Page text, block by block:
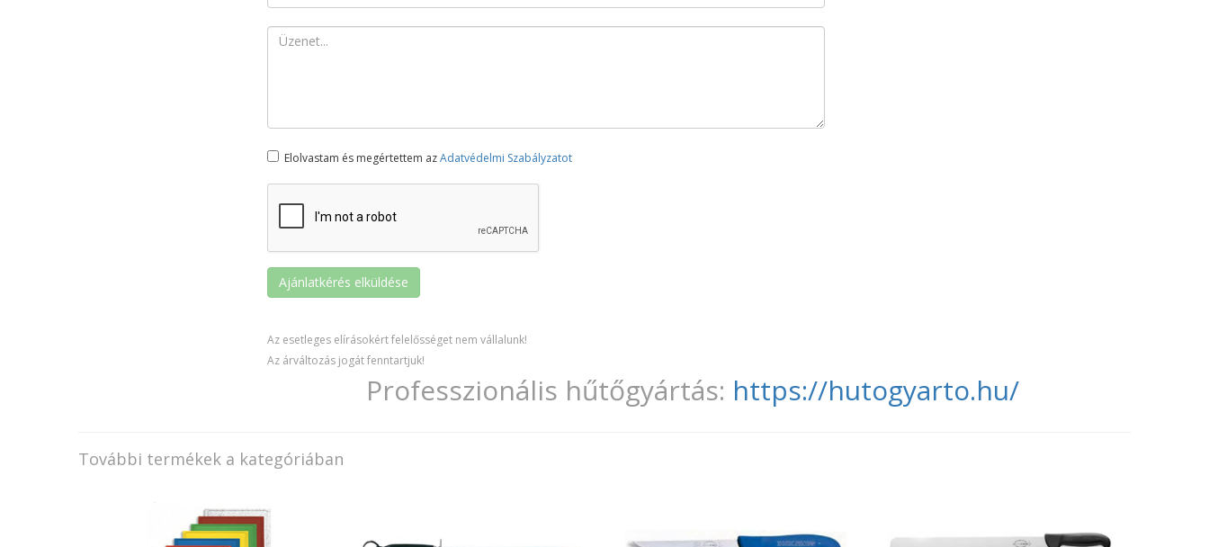
Elolvastam és megértettem azAdatvédelmi Szabályzatot
Az esetleges elírásokért felelősséget nem vállalunk!
Az árváltozás jogát fenntartjuk!
Professzionális hűtőgyártás: https://hutogyarto.hu/
További termékek a kategóriában